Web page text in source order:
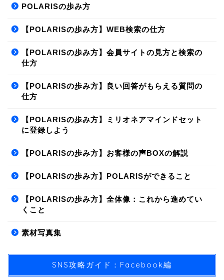
POLARISの歩み方
【POLARISの歩み方】WEB検索の仕方
【POLARISの歩み方】会員サイトの見方と検索の
仕方
【POLARISの歩み方】良い回答がもらえる質問の
仕方
【POLARISの歩み方】ミリオネアマインドセット
に登録しよう
【POLARISの歩み方】お客様の声BOXの解説
【POLARISの歩み方】POLARISができること
【POLARISの歩み方】全体像：これから進めてい
くこと
素材写真集
SNS攻略ガイド：Facebook編